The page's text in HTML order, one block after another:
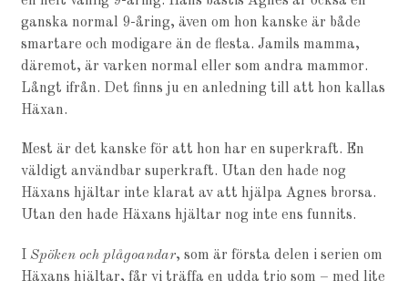
ganska normal 9-åring, även om hon kanske är både
smartare och modigare än de flesta. Jamils mamma,
däremot, är varken normal eller som andra mammor.
Långt ifrån. Det finns ju en anledning till att hon kallas
Häxan.
Mest är det kanske för att hon har en superkraft. En
väldigt användbar superkraft. Utan den hade nog
Häxans hjältar inte klarat av att hjälpa Agnes brorsa.
Utan den hade Häxans hjältar nog inte ens funnits.
ISpöken och plågoandar, som är första delen i serien om
Häxans hjältar, får vi träffa en udda trio som – med lite